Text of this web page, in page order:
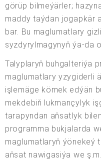
görüp bilmeýärler;
maddy taýdan jogapkär
bar. Bu maglumatlary
syzdyrylmagynyň ýa-da
Talyplaryň buhgalteriýa
maglumatlary yzygiderli
işlemäge kömek edýän
mekdebiň lukmançylyk
tarapyndan aňsatlyk
programma bukjalarda
maglumatlaryň ýönekeý
aňsat nawigasiýa we